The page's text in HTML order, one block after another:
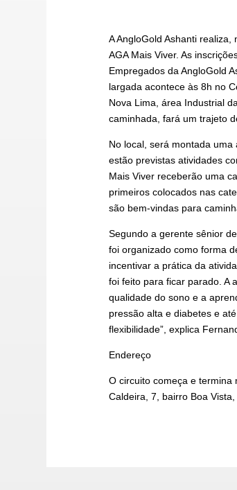
A AngloGold Ashanti
AGA Mais Viver. As
Empregados da AngloGold
largada acontece às 8h no
Nova Lima, área Industrial
caminhada, fará um trajeto
No local, será montada
estão previstas atividades
Mais Viver receberão uma
primeiros colocados nas
são bem-vindas para
Segundo a gerente sênior
foi organizado como forma
incentivar a prática da
foi feito para ficar parado. A
qualidade do sono e a
pressão alta e diabetes e
flexibilidade”, explica
Endereço
O circuito começa e termina
Caldeira, 7, bairro Boa